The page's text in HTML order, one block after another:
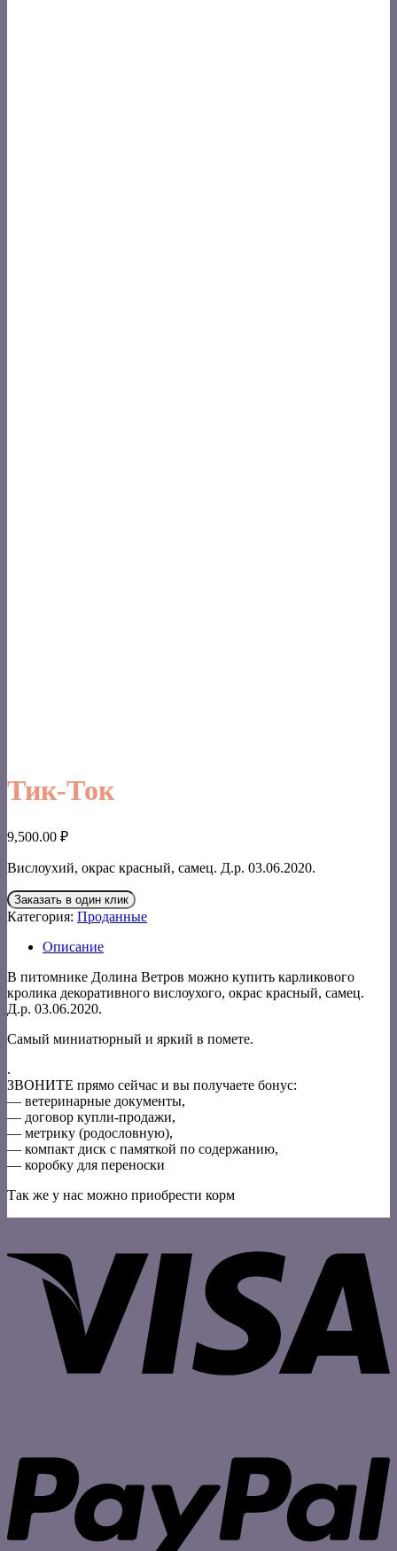
Тик-Ток
9,500.00 ₽
Вислоухий, окрас красный, самец. Д.р. 03.06.2020.
Заказать в один клик
Категория: Проданные
Описание
В питомнике Долина Ветров можно купить карликового
кролика декоративного вислоухого, окрас красный, самец.
Д.р. 03.06.2020.
Самый миниатюрный и яркий в помете.
.
ЗВОНИТЕ прямо сейчас и вы получаете бонус:
— ветеринарные документы,
— договор купли-продажи,
— метрику (родословную),
— компакт диск с памяткой по содержанию,
— коробку для переноски
Так же у нас можно приобрести корм